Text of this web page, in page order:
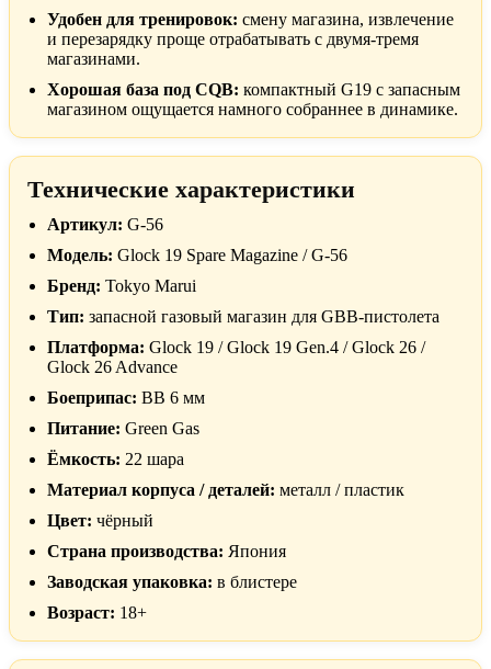
Удобен для тренировок: смену магазина, извлечение
и перезарядку проще отрабатывать с двумя-тремя
магазинами.
Хорошая база под CQB: компактный G19 с запасным
магазином ощущается намного собраннее в динамике.
Технические характеристики
Артикул: G-56
Модель: Glock 19 Spare Magazine / G-56
Бренд: Tokyo Marui
Тип: запасной газовый магазин для GBB-пистолета
Платформа: Glock 19 / Glock 19 Gen.4 / Glock 26 /
Glock 26 Advance
Боеприпас: BB 6 мм
Питание: Green Gas
Ёмкость: 22 шара
Материал корпуса / деталей: металл / пластик
Цвет: чёрный
Страна производства: Япония
Заводская упаковка: в блистере
Возраст: 18+